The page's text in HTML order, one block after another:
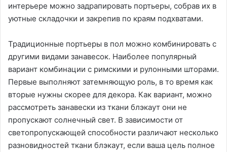
интерьере можно задрапировать портьеры, собрав их в
уютные складочки и закрепив по краям подхватами.
Традиционные портьеры в пол можно комбинировать с
другими видами занавесок. Наиболее популярный
вариант комбинации с римскими и рулонными шторами.
Первые выполняют затемняющую роль, в то время как
вторые нужны скорее для декора. Как вариант, можно
рассмотреть занавески из ткани блэкаут они не
пропускают солнечный свет. В зависимости от
светопропускающей способности различают несколько
разновидностей ткани блэкаут, если ваша цель полное